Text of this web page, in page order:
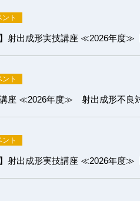
座 ≪2026年度≫ 射出成形不良